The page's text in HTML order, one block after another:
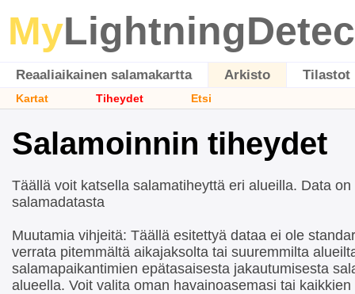
My
Reaaliaikainen salamakartta Arkisto Tilastot
Kartat Tiheydet Etsi
Salamoinnin tiheydet
Täällä voit katsella salamatiheyttä eri alueilla. Data
salamadatasta
Muutamia vihjeitä: Täällä esitettyä dataa ei ole
verrata pitemmältä aikajaksolta tai suuremmilta
salamapaikantimien epätasaisesta jakautumisesta
alueella. Voit valita oman havainoasemasi tai